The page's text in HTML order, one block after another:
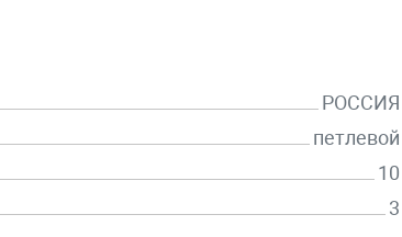
РОССИЯ
петлевой
10
3